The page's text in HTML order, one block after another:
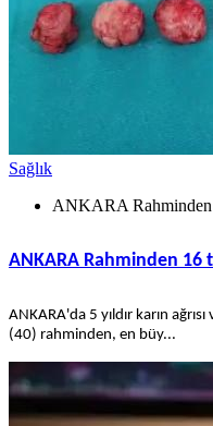
Sağlık
ANKARA Rahminden
ANKARA Rahminden 16
ANKARA'da 5 yıldır karın
(40) rahminden, en büy...